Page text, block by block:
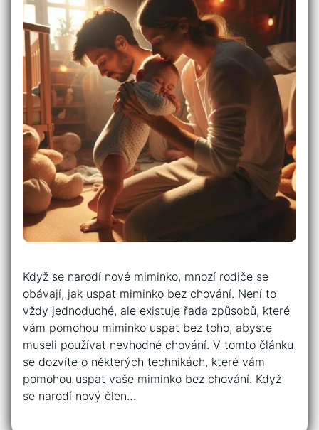
Když se narodí nové miminko, mnozí rodiče se
obávají, jak uspat miminko bez chování. Není to
vždy jednoduché, ale existuje řada způsobů, které
vám pomohou miminko uspat bez toho, abyste
museli používat nevhodné chování. V tomto článku
se dozvíte o některých technikách, které vám
pomohou uspat vaše miminko bez chování. Když
se narodí nový člen…